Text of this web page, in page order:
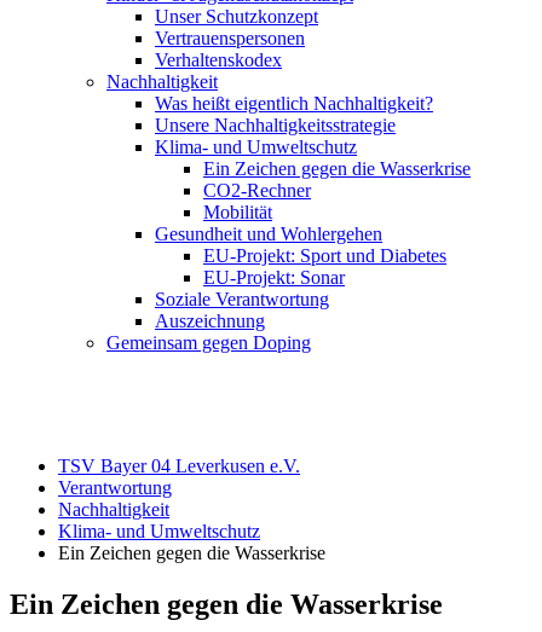
Unser Schutzkonzept
Vertrauenspersonen
Verhaltenskodex
Nachhaltigkeit
Was heißt eigentlich Nachhaltigkeit?
Unsere Nachhaltigkeitsstrategie
Klima- und Umweltschutz
Ein Zeichen gegen die Wasserkrise
CO2-Rechner
Mobilität
Gesundheit und Wohlergehen
EU-Projekt: Sport und Diabetes
EU-Projekt: Sonar
Soziale Verantwortung
Auszeichnung
Gemeinsam gegen Doping
TSV Bayer 04 Leverkusen e.V.
Verantwortung
Nachhaltigkeit
Klima- und Umweltschutz
Ein Zeichen gegen die Wasserkrise
Ein Zeichen gegen die Wasserkrise